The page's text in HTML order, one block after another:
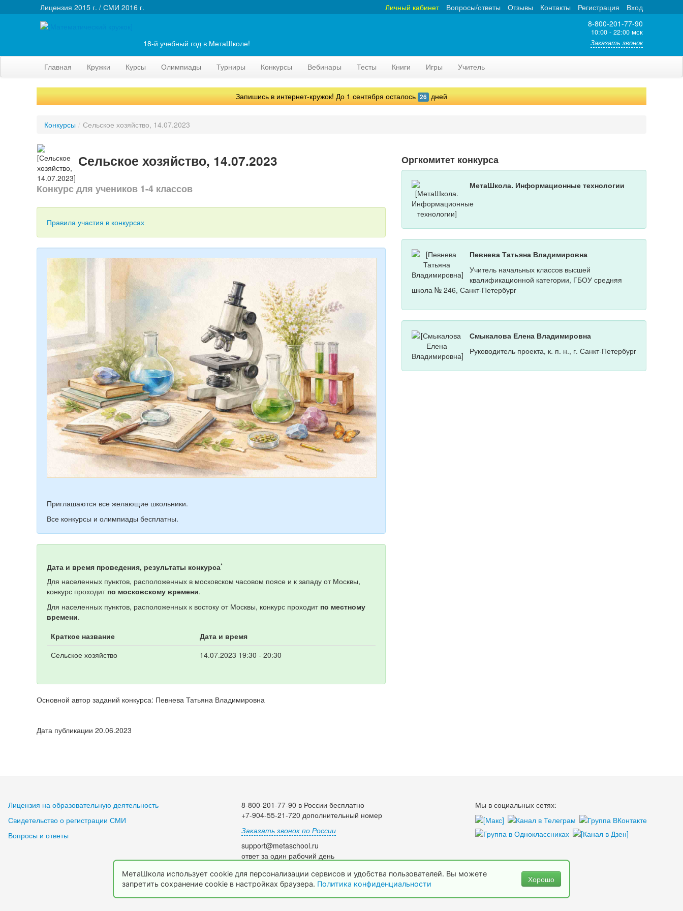
Лицензия 2015 г. / СМИ 2016 г. Вход
Регистрация
Контакты
Отзывы
Вопросы/ответы
Личный кабинет
8-800-201-77-90
10:00 - 22:00 мск
Заказать звонок
18-й учебный год в МетаШколе!
Главная Кружки Курсы Олимпиады Турниры Конкурсы Вебинары Тесты Книги Игры Учитель
Запишись в интернет-кружок! До 1 сентября осталось 26 дней
Конкурсы / Сельское хозяйство, 14.07.2023
Сельское хозяйство, 14.07.2023
Конкурс для учеников 1-4 классов
Правила участия в конкурсах
Приглашаются все желающие школьники.
Все конкурсы и олимпиады бесплатны.
Дата и время проведения, результаты конкурса*
Для населенных пунктов, расположенных в московском часовом поясе и к западу от Москвы,
конкурс проходит по московскому времени.
Для населенных пунктов, расположенных к востоку от Москвы, конкурс проходит по местному
времени.
Краткое название
Дата и время
Сельское хозяйство
14.07.2023 19:30 - 20:30
Основной автор заданий конкурса: Певнева Татьяна Владимировна
Оргкомитет конкурса
МетаШкола. Информационные технологии
Певнева Татьяна Владимировна
Учитель начальных классов высшей
квалификационной категории, ГБОУ средняя
школа № 246, Санкт-Петербург
Смыкалова Елена Владимировна
Руководитель проекта, к. п. н., г. Санкт-Петербург
Дата публикации 20.06.2023
Лицензия на образовательную деятельность
Свидетельство о регистрации СМИ
Вопросы и ответы
8-800-201-77-90 в России бесплатно
+7-904-55-21-720 дополнительный номер
Заказать звонок по России
support@metaschool.ru
ответ за один рабочий день
Мы в социальных сетях:
© 2009-2026 МетаШкола, www.metaschool.ru
МетаШкола использует cookie для персонализации сервисов и удобства пользователей. Вы можете
запретить сохранение cookie в настройках браузера. Политика конфиденциальности Хорошо